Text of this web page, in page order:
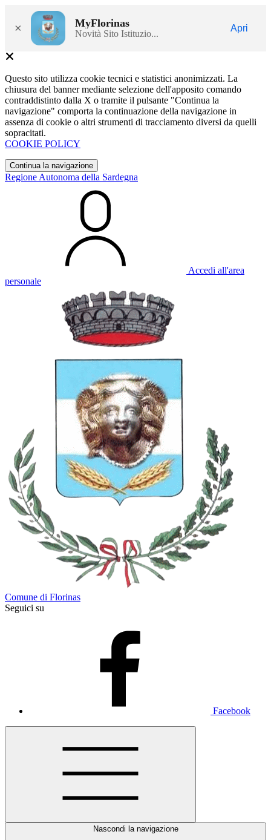
× MyFlorinas
Novità Sito Istituzio...
Apri
Questo sito utilizza cookie tecnici e statistici anonimizzati. La
chiusura del banner mediante selezione dell'apposito comando
contraddistinto dalla X o tramite il pulsante "Continua la
navigazione" comporta la continuazione della navigazione in
assenza di cookie o altri strumenti di tracciamento diversi da quelli
sopracitati.
COOKIE POLICY
Continua la navigazione
Regione Autonoma della Sardegna
Accedi all'area
personale
Comune di Florinas
Seguici su
Facebook
Nascondi la navigazione